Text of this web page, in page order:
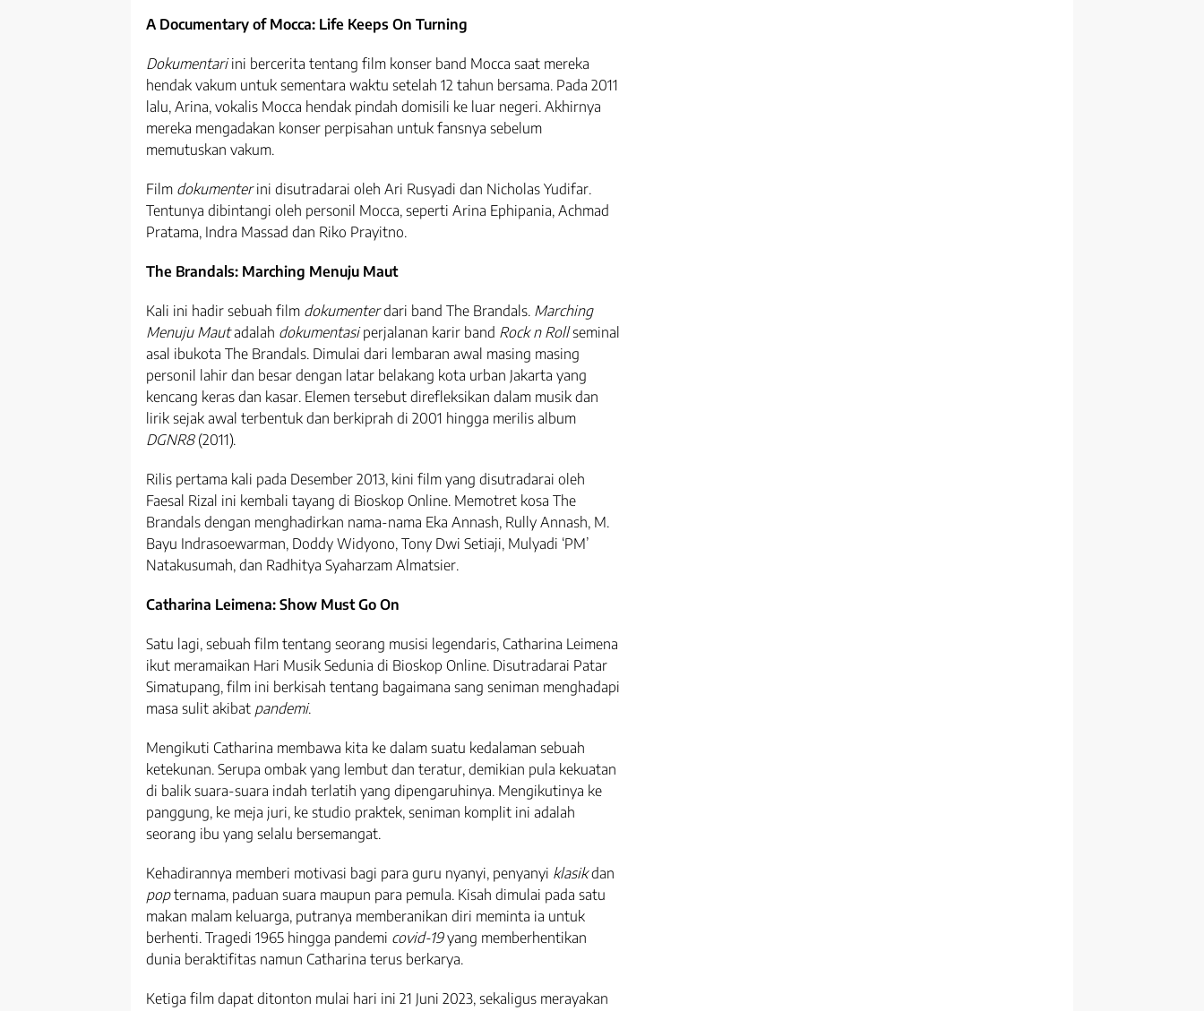
A Documentary of Mocca: Life Keeps On Turning
Dokumentariini bercerita tentang film konser band Mocca saat mereka
hendak vakum untuk sementara waktu setelah 12 tahun bersama. Pada 2011
lalu, Arina, vokalis Mocca hendak pindah domisili ke luar negeri. Akhirnya
mereka mengadakan konser perpisahan untuk fansnya sebelum
memutuskan vakum.
Film dokumenterini disutradarai oleh Ari Rusyadi dan Nicholas Yudifar.
Tentunya dibintangi oleh personil Mocca, seperti Arina Ephipania, Achmad
Pratama, Indra Massad dan Riko Prayitno.
The Brandals: Marching Menuju Maut
Kali ini hadir sebuah film dokumenterdari band The Brandals. Marching
Menuju Mautadalah dokumentasiperjalanan karir band Rock n Rollseminal
asal ibukota The Brandals. Dimulai dari lembaran awal masing masing
personil lahir dan besar dengan latar belakang kota urban Jakarta yang
kencang keras dan kasar. Elemen tersebut direfleksikan dalam musik dan
lirik sejak awal terbentuk dan berkiprah di 2001 hingga merilis album
DGNR8(2011).
Rilis pertama kali pada Desember 2013, kini film yang disutradarai oleh
Faesal Rizal ini kembali tayang di Bioskop Online. Memotret kosa The
Brandals dengan menghadirkan nama-nama Eka Annash, Rully Annash, M.
Bayu Indrasoewarman, Doddy Widyono, Tony Dwi Setiaji, Mulyadi ‘PM’
Natakusumah, dan Radhitya Syaharzam Almatsier.
Catharina Leimena: Show Must Go On
Satu lagi, sebuah film tentang seorang musisi legendaris, Catharina Leimena
ikut meramaikan Hari Musik Sedunia di Bioskop Online. Disutradarai Patar
Simatupang, film ini berkisah tentang bagaimana sang seniman menghadapi
masa sulit akibat pandemi.
Mengikuti Catharina membawa kita ke dalam suatu kedalaman sebuah
ketekunan. Serupa ombak yang lembut dan teratur, demikian pula kekuatan
di balik suara-suara indah terlatih yang dipengaruhinya. Mengikutinya ke
panggung, ke meja juri, ke studio praktek, seniman komplit ini adalah
seorang ibu yang selalu bersemangat.
Kehadirannya memberi motivasi bagi para guru nyanyi, penyanyi klasikdan
popternama, paduan suara maupun para pemula. Kisah dimulai pada satu
makan malam keluarga, putranya memberanikan diri meminta ia untuk
berhenti. Tragedi 1965 hingga pandemi covid-19yang memberhentikan
dunia beraktifitas namun Catharina terus berkarya.
Ketiga film dapat ditonton mulai hari ini 21 Juni 2023, sekaligus merayakan